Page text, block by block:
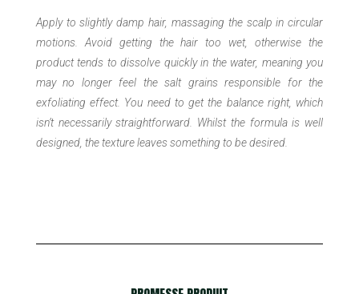
Apply to slightly damp hair, massaging the scalp in circular
motions. Avoid getting the hair too wet, otherwise the
product tends to dissolve quickly in the water, meaning you
may no longer feel the salt grains responsible for the
exfoliating effect. You need to get the balance right, which
isn’t necessarily straightforward. Whilst the formula is well
designed, the texture leaves something to be desired.